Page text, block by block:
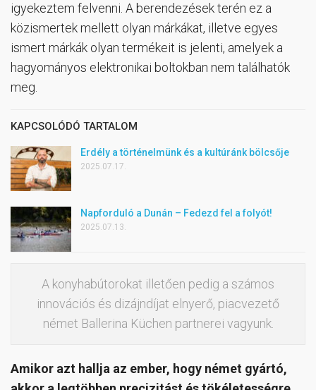
igyekeztem felvenni. A berendezések terén ez a
közismertek mellett olyan márkákat, illetve egyes
ismert márkák olyan termékeit is jelenti, amelyek a
hagyományos elektronikai boltokban nem találhatók
meg.
KAPCSOLÓDÓ TARTALOM
Erdély a történelmünk és a kultúránk bölcsője
2025.07.17.
Napforduló a Dunán – Fedezd fel a folyót!
2025.07.13.
A konyhabútorokat illetően pedig a számos
innovációs és dizájndíjat elnyerő, piacvezető
német Ballerina Küchen partnerei vagyunk.
Amikor azt hallja az ember, hogy német gyártó,